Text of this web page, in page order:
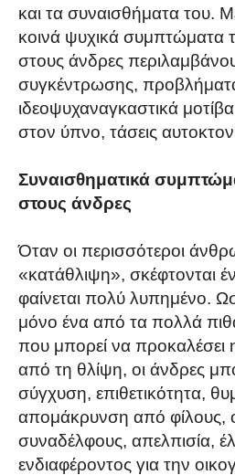
και τα συναισθήματα του.
κοινά ψυχικά συμπτώματα
στους άνδρες
συγκέντρωσης,
ιδεοψυχαναγκαστικά
στον ύπνο, τάσεις
Συναισθηματικά
στους άνδρες
Όταν οι περισσότεροι
«κατάθλιψη», σκέφτονται
φαίνεται πολύ λυπημένο.
μόνο ένα από τα πολλά
που μπορεί να προκαλέσει
από τη θλίψη, οι άνδρες
σύγχυση, επιθετικότητα,
απομάκρυνση από φίλους,
συναδέλφους, απελπισία,
ενδιαφέροντος για την